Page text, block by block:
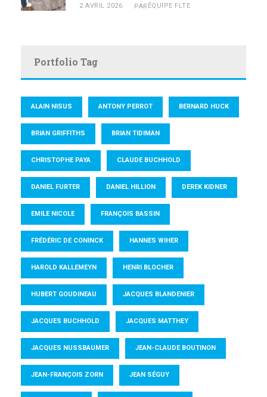
2 AVRIL 2026 PAR ÉQUIPE FLTE
Portfolio Tag
ALAIN NISUS ANTONY PERROT BERNARD HUCK
BRIAN GRIFFITHS BRIAN TIDIMAN
CHRISTOPHE PAYA CLAUDE BUCHHOLD
DANIEL FURTER DANIEL HILLION DEREK KIDNER
EMILE NICOLE FRANÇOIS BASSIN
FRÉDÉRIC DE CONINCK HANNES WIHER
HAROLD KALLEMEYN HENRI BLOCHER
HUBERT GOUDINEAU JACQUES BLANDENIER
JACQUES BUCHHOLD JACQUES MATTHEY
JACQUES NUSSBAUMER JEAN-CLAUDE BOUTINON
JEAN-FRANÇOIS ZORN JEAN SÉGUY